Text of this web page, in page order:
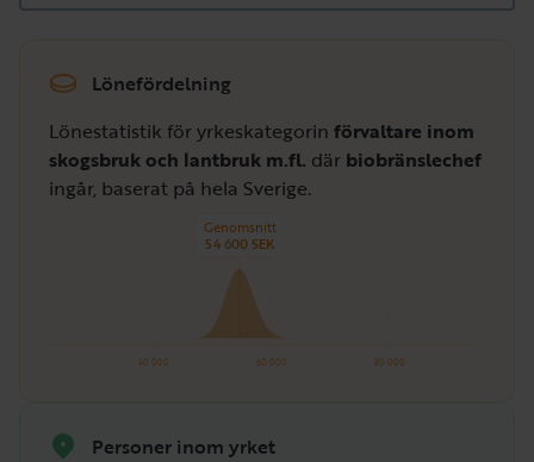
Lönefördelning
Lönestatistik för yrkeskategorin förvaltare inom
skogsbruk och lantbruk m.fl. där biobränslechef
ingår, baserat på hela Sverige.
40 000 60 000 80 000
Genomsnitt
54 600 SEK
Personer inom yrket